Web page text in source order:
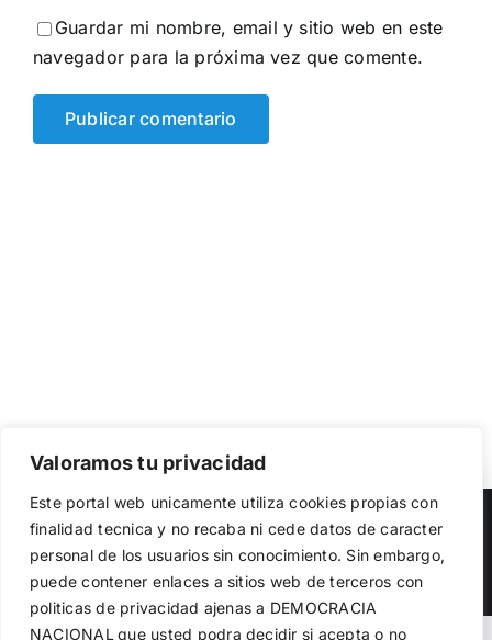
Valoramos tu privacidad
Este portal web unicamente utiliza cookies propias con
finalidad tecnica y no recaba ni cede datos de caracter
personal de los usuarios sin conocimiento. Sin embargo,
puede contener enlaces a sitios web de terceros con
politicas de privacidad ajenas a DEMOCRACIA
NACIONAL que usted podra decidir si acepta o no
Guardar mi nombre, email y sitio web en este
navegador para la próxima vez que comente.
Copyright 2023 | Democracia Nacional | All Rights Reserved
Facebook
TwitterInstagram
el funcionamiento de la web, medir su uso y mejorar
nuestros servicios. Puede aceptar todas las cookies,
rechazar las no necesarias o configurar sus preferencias.
Política de cookies
Aceptar todo